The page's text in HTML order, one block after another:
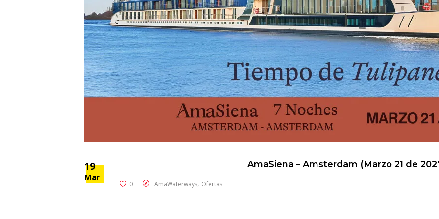
19
Mar
AmaSiena – Amsterdam (Marzo 21 de
0 AmaWaterways, Ofertas